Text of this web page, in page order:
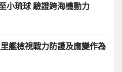
小琉球 驗證跨海機動力
艦檢視戰力防護及應變作為